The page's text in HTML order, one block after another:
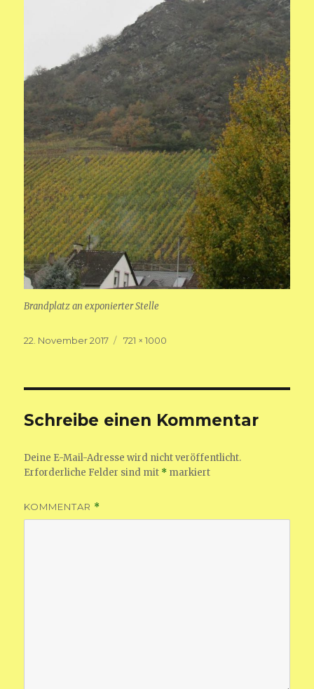
Brandplatz an exponierter Stelle
Veröffentlicht
22. November 2017
Volle
721 × 1000
Schreibe einen Kommentar
Deine E-Mail-Adresse wird nicht veröffentlicht.
Erforderliche Felder sind mit * markiert
KOMMENTAR *